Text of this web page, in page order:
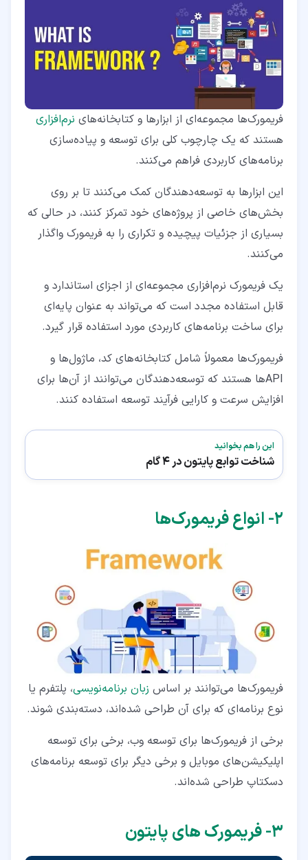
فریمورک‌ها مجموعه‌ای از ابزارها و کتابخانه‌های نرم‌افزاری
هستند که یک چارچوب کلی برای توسعه و پیاده‌سازی
برنامه‌های کاربردی فراهم می‌کنند.
این ابزارها به توسعه‌دهندگان کمک می‌کنند تا بر روی
بخش‌های خاصی از پروژه‌های خود تمرکز کنند، در حالی که
بسیاری از جزئیات پیچیده و تکراری را به فریمورک واگذار
می‌کنند.
یک فریمورک نرم‌افزاری مجموعه‌ای از اجزای استاندارد و
قابل استفاده مجدد است که می‌تواند به عنوان پایه‌ای
برای ساخت برنامه‌های کاربردی مورد استفاده قرار گیرد.
فریمورک‌ها معمولاً شامل کتابخانه‌های کد، ماژول‌ها و
API‌ها هستند که توسعه‌دهندگان می‌توانند از آن‌ها برای
افزایش سرعت و کارایی فرآیند توسعه استفاده کنند.
این را هم بخوانید
شناخت توابع پایتون در 4 گام
۲‏- انواع فریمورک‌ها
فریمورک‌ها می‌توانند بر اساس زبان برنامه‌نویسی، پلتفرم یا
نوع برنامه‌ای که برای آن طراحی شده‌اند، دسته‌بندی شوند.
برخی از فریمورک‌ها برای توسعه وب، برخی برای توسعه
اپلیکیشن‌های موبایل و برخی دیگر برای توسعه برنامه‌های
دسکتاپ طراحی شده‌اند.
۳‏- فریمورک های پایتون